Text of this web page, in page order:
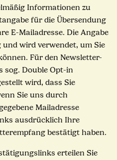
Informationen zu
für die Übersendung
E-Mailadresse. Die Angabe
wird verwendet, um Sie
Für den Newsletter-
sog. Double Opt-in
wird, dass Sie
Sie uns durch
Mailadresse
ausdrücklich Ihre
bestätigt haben.
erteilen Sie